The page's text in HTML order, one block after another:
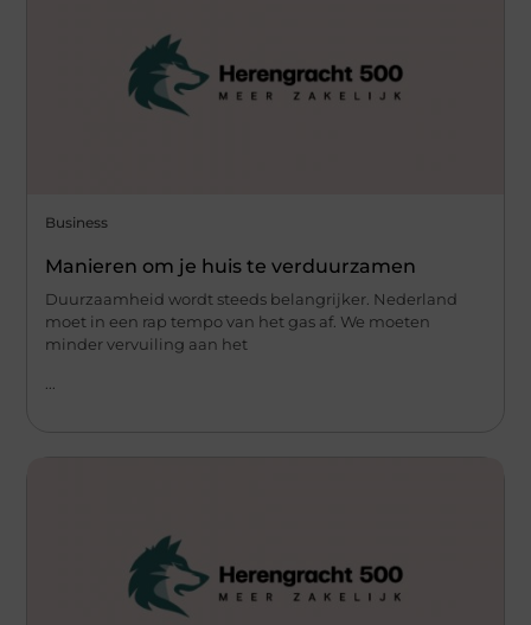
Business
Manieren om je huis te verduurzamen
Duurzaamheid wordt steeds belangrijker. Nederland
moet in een rap tempo van het gas af. We moeten
minder vervuiling aan het